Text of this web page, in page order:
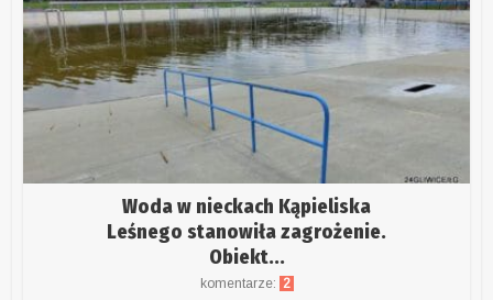
Woda w nieckach Kąpieliska
Leśnego stanowiła zagrożenie.
Obiekt...
komentarze: 2